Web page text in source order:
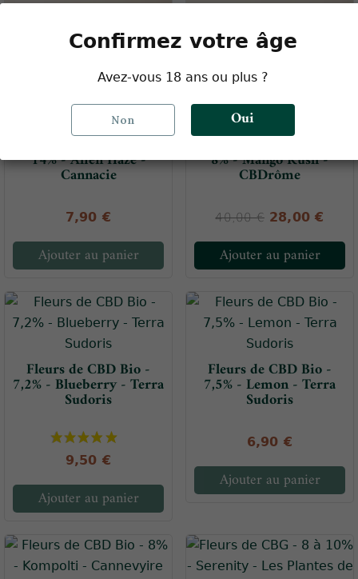
14% - Alien Haze -
Cannacie
7,90 €
Ajouter au panier
8% - Mango Kush -
CBDrôme
40,00 € 28,00 €
Ajouter au panier
Fleurs de CBD Bio -
7,2% - Blueberry - Terra
Sudoris
9,50 €
Ajouter au panier
Fleurs de CBD Bio -
7,5% - Lemon - Terra
Sudoris
6,90 €
Ajouter au panier
Confirmez votre âge
Avez-vous 18 ans ou plus ?
Non Oui